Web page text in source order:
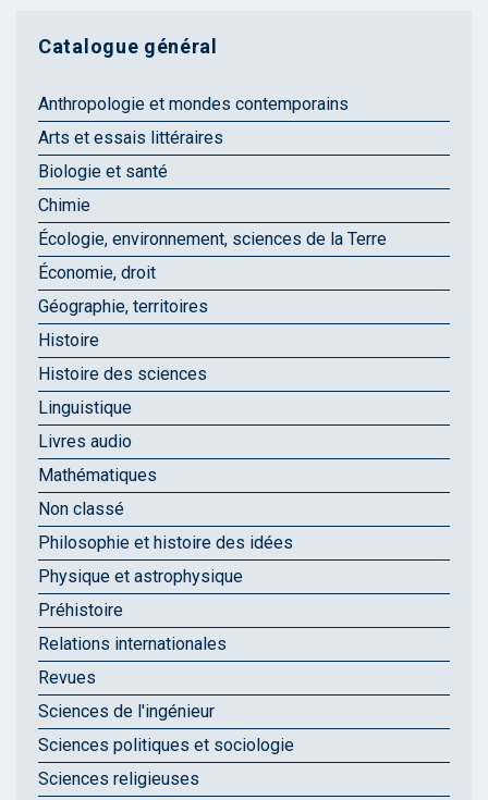
Catalogue général
Anthropologie et mondes contemporains
Arts et essais littéraires
Biologie et santé
Chimie
Écologie, environnement, sciences de la Terre
Économie, droit
Géographie, territoires
Histoire
Histoire des sciences
Linguistique
Livres audio
Mathématiques
Non classé
Philosophie et histoire des idées
Physique et astrophysique
Préhistoire
Relations internationales
Revues
Sciences de l'ingénieur
Sciences politiques et sociologie
Sciences religieuses